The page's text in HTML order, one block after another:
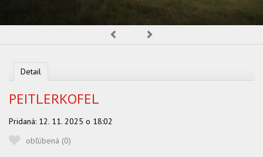
OBĽUBENÉ
OBĽUBENÍ AUTORI
KALENDÁR AKCIÍ
Detail
PEITLERKOFEL
Pridaná: 12. 11. 2025 o 18:02
obľúbená (0)